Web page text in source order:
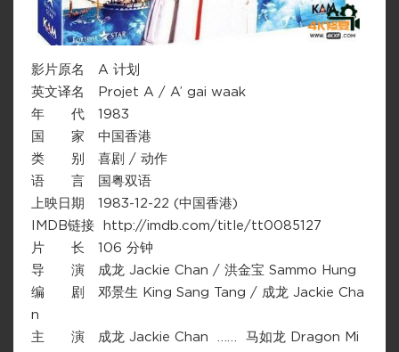
影片原名 A 计划
英文译名 Projet A / A’ gai waak
年 代 1983
国 家 中国香港
类 别 喜剧 / 动作
语 言 国粤双语
上映日期 1983-12-22 (中国香港)
IMDB链接 http://imdb.com/title/tt0085127
片 长 106 分钟
导 演 成龙 Jackie Chan / 洪金宝 Sammo Hung
编 剧 邓景生 King Sang Tang / 成龙 Jackie Cha
n
主 演 成龙 Jackie Chan …… 马如龙 Dragon Mi